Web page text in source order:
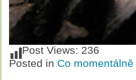
Post Views: 236
Posted in Co momentálně